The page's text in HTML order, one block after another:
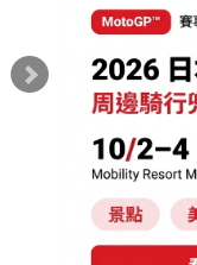
編輯部推薦 新車介
2027年式
表！8/18日本上市